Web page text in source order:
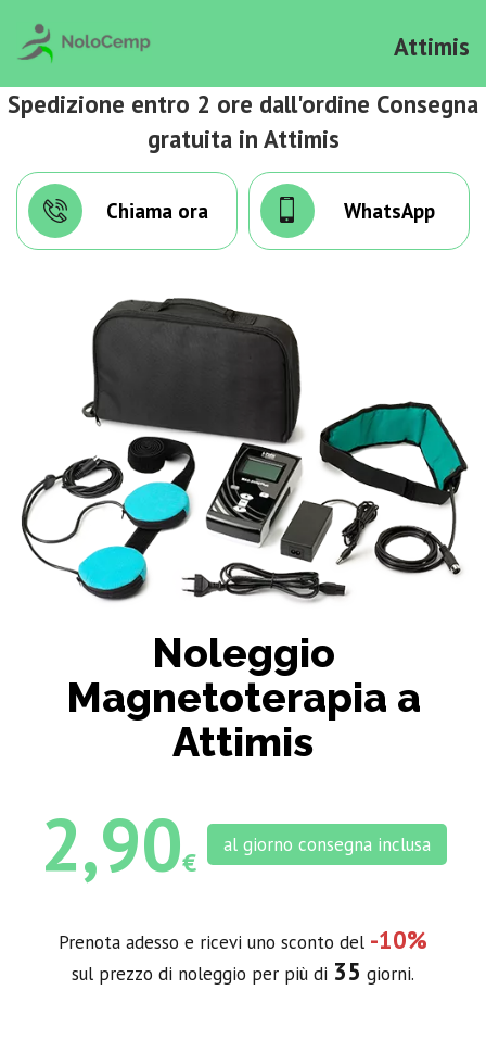
Attimis
Spedizione entro 2 ore dall'ordine Consegna
gratuita in Attimis
Chiama ora WhatsApp
Noleggio
Magnetoterapia a
Attimis
2,90€
al giorno consegna inclusa
Prenota adesso e ricevi uno sconto del -10%
sul prezzo di noleggio per più di 35 giorni.